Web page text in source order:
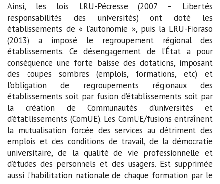
Ainsi, les lois LRU-Pécresse (2007 – Libertés
responsabilités des universités) ont doté les
établissements de « l’autonomie », puis la LRU-Fioraso
(2013) a imposé le regroupement régional des
établissements. Ce désengagement de l’État a pour
conséquence une forte baisse des dotations, imposant
des coupes sombres (emplois, formations, etc) et
l’obligation de regroupements régionaux des
établissements soit par fusion d’établissements soit par
la création de Communautés d’universités et
d’établissements (ComUE). Les ComUE/fusions entraînent
la mutualisation forcée des services au détriment des
emplois et des conditions de travail, de la démocratie
universitaire, de la qualité de vie professionnelle et
d’études des personnels et des usagers. Est supprimée
aussi l’habilitation nationale de chaque formation par le